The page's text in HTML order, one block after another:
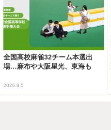
全国高校麻雀32チーム本選出
場…麻布や大阪星光、東海も
2026.8.5